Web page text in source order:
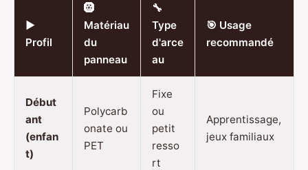
▶️
Profil
🛞
Matériau
du
panneau
🔧
Type
d'arce
au
🎯 Usage
recommandé
Début
ant
(enfan
t)
Polycarb
onate ou
PET
Fixe
ou
petit
resso
rt
Apprentissage,
jeux familiaux